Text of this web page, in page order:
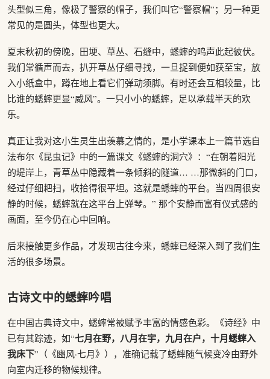
头型似三角，像极了警察的帽子，我们叫它“警察帽”；另一种更
常见的是圆头，体型也更大。
夏末秋初的傍晚，田埂、草丛、石缝中，蟋蟀的鸣声此起彼伏。
我们常循声而去，扒开草丛仔细寻找，一旦捉到便如获至宝，放
入小纸盒中，蹲在地上看它们弹动须脚。有时还会互相较量，比
比谁的蟋蟀更显“威风”。一只小小的蟋蟀，足以承载半天的欢
乐。
真正让我对这小生灵生出羡慕之情的，是小学课本上一篇节选自
法布尔《昆虫记》中的一篇课文《蟋蟀的洞穴》：“在朝着阳光
的堤岸上，青草丛中隐藏着一条倾斜的隧道… …那微斜的门口，
经过仔细耙扫，收拾得很平坦。这就是蟋蟀的平台。当四周很安
静的时候，蟋蟀就在这平台上弹琴。” 那个安静而富有仪式感的
画面，至今仍在心中回响。
后来接触更多作品，才发现古往今来，蟋蟀已经深入到了我们生
活的很多场景。
古诗文中的蟋蟀吟唱
在中国古典诗文中，蟋蟀常被赋予丰富的情感色彩。《诗经》中
已有其踪迹，如“七月在野，八月在宇，九月在户，十月蟋蟀入
我床下”（《豳风·七月》），准确记载了蟋蟀随气候变冷由野外
向室内迁移的物候规律。